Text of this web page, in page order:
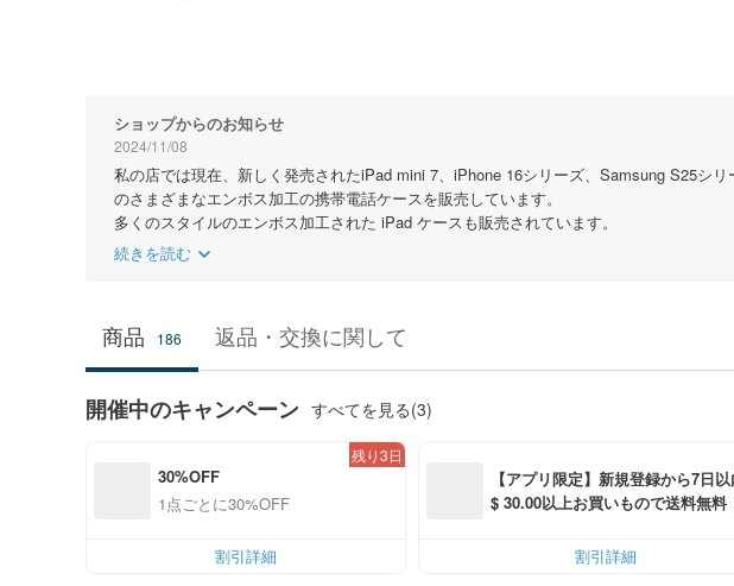
ショップからのお知らせ
2024/11/08
私の店では現在、新しく発売されたiPad mini 7、iPhone 16シリーズ、Samsung S25シ
のさまざまなエンボス加工の携帯電話ケースを販売しています。
多くのスタイルのエンボス加工された iPad ケースも販売されています。
続きを読む
商品 186 返品・交換に関して
開催中のキャンペーン すべてを見る(3)
30%OFF
1点ごとに30%OFF
残り3日
割引詳細
【アプリ限定】新規登録から7日
$ 30.00以上お買いもので送料無料
割引詳細